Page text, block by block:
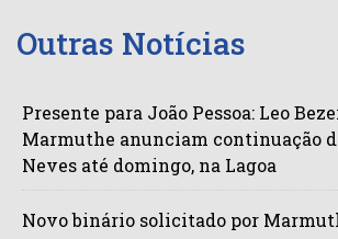
Outras Notícias
Presente para João Pessoa: Leo
Marmuthe anunciam continuação
Neves até domingo, na Lagoa
Novo binário solicitado por